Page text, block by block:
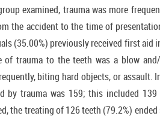
examined, trauma was more
the accident to the time of
(35.00%) previously received first aid
of trauma to the teeth was a blow
biting hard objects, or assault.
by trauma was 159; this included
the treating of 126 teeth (79.2%)